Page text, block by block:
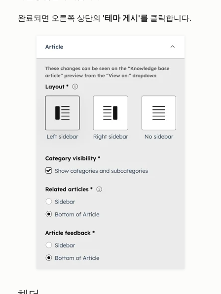
완료되면 오른쪽 상단의 '테마 게시'를 클릭합니다.